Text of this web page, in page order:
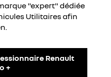
"expert" dédiée
Utilitaires afin
Renault
+